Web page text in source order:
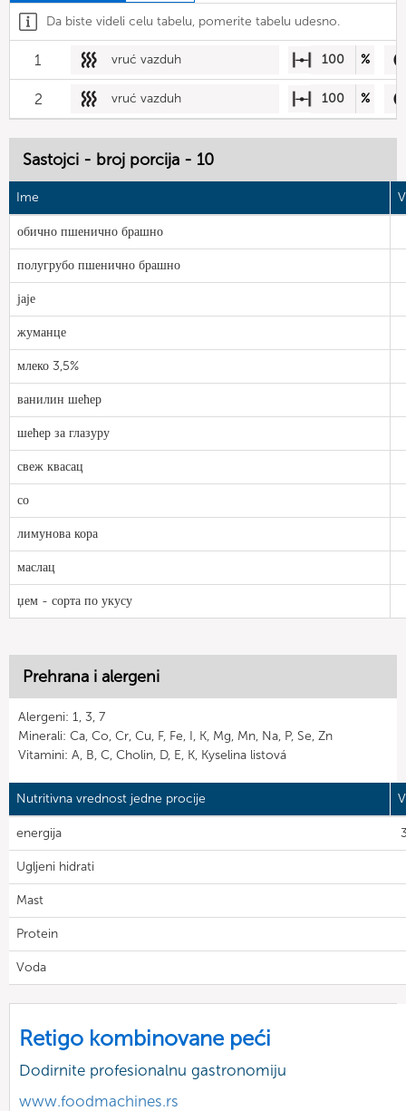
Da biste videli celu tabelu, pomerite tabelu udesno.
1 vruć vazduh 100 %
2 vruć vazduh 100 %
Sastojci - broj porcija - 10
Ime
обично пшенично брашно
полугрубо пшенично брашно
јаје
жуманце
млеко 3,5%
ванилин шећер
шећер за глазуру
свеж квасац
со
лимунова кора
маслац
џем - сорта по укусу
Prehrana i alergeni
Alergeni: 1, 3, 7
Minerali: Ca, Co, Cr, Cu, F, Fe, I, K, Mg, Mn, Na, P, Se, Zn
Vitamini: A, B, C, Cholin, D, E, K, Kyselina listová
Nutritivna vrednost jedne procije
energija
Ugljeni hidrati
Mast
Protein
Voda
Retigo kombinovane peći
Dodirnite profesionalnu gastronomiju
www.foodmachines.rs